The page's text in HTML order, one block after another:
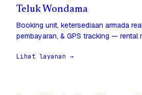
Teluk Wondama
Booking unit, ketersediaan armada
pembayaran, & GPS tracking — rental
Lihat layanan →